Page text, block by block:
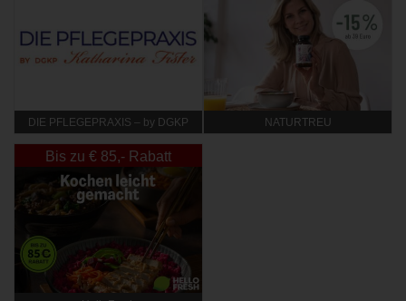
DIE PFLEGEPRAXIS – by DGKP
NATURTREU
Bis zu € 85,- Rabatt